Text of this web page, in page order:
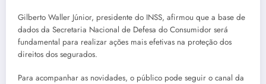
Gilberto Waller Júnior, presidente do INSS, afirmou que a base de
dados da Secretaria Nacional de Defesa do Consumidor será
fundamental para realizar ações mais efetivas na proteção dos
direitos dos segurados.
Para acompanhar as novidades, o público pode seguir o canal da